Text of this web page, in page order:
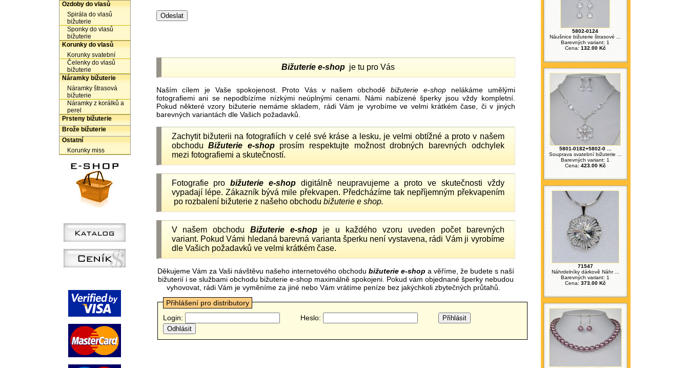
5802-0124
Náušnice bižuterie štrasové ...
Barevných variant: 1
Cena: 132.00 Kč
5801-0182+5802-0 ...
Souprava svatební bižuterie ...
Barevných variant: 1
Cena: 423.00 Kč
71547
Náhrdelníky dárkově Náhr ...
Barevných variant: 1
Cena: 373.00 Kč
Ozdoby do vlasů
Spirála do vlasů
bižuterie
Sponky do vlasů
bižuterie
Korunky do vlasů
Korunky svatební
Čelenky do vlasů
bižuterie
Náramky bižuterie
Náramky štrasová
bižuterie
Náramky z korálků a
perel
Prsteny bižuterie
Brože bižuterie
Ostatní
Korunky miss
Bižuterie e-shopje tu pro Vás
Naším cílem je Vaše spokojenost. Proto Vás v našem obchoděbižuterie e-shopnelákáme umělými
fotografiemi ani se nepodbízíme nízkými neúplnými cenami. Námi nabízené šperky jsou vždy kompletní.
Pokud některé vzory bižuterie nemáme skladem, rádi Vám je vyrobíme ve velmi krátkém čase, či v jiných
barevných variantách dle Vašich požadavků.
Zachytit bižuterii na fotografiích v celé své kráse a lesku, je velmi obtížné a proto v našem
obchoduBižuterie e-shopprosím respektujte možnost drobných barevných odchylek
mezi fotografiemi a skutečností.
Fotografie probižuterie e-shopdigitálně neupravujeme a proto ve skutečnosti vždy
vypadají lépe. Zákazník bývá mile překvapen. Předcházíme tak nepříjemným překvapením
po rozbalení bižuterie z našeho obchodu bižuterie e shop.
V našem obchoduBižuterie e-shop je u každého vzoru uveden počet barevných
variant. Pokud Vámi hledaná barevná varianta šperku není vystavena, rádi Vám ji vyrobíme
dle Vašich požadavků ve velmi krátkém čase.
Děkujeme Vám za Vaši návštěvu našeho internetového obchodu bižuterie e-shop a věříme, že budete s naší
bižuterií i se službami obchodu bižuterie e-shop maximálně spokojeni. Pokud vám objednané šperky nebudou
vyhovovat, rádi Vám je vyměníme za jiné nebo Vám vrátíme peníze bez jakýchkoli zbytečných průtahů.
Přihlášení pro distributory
Login:
Heslo: